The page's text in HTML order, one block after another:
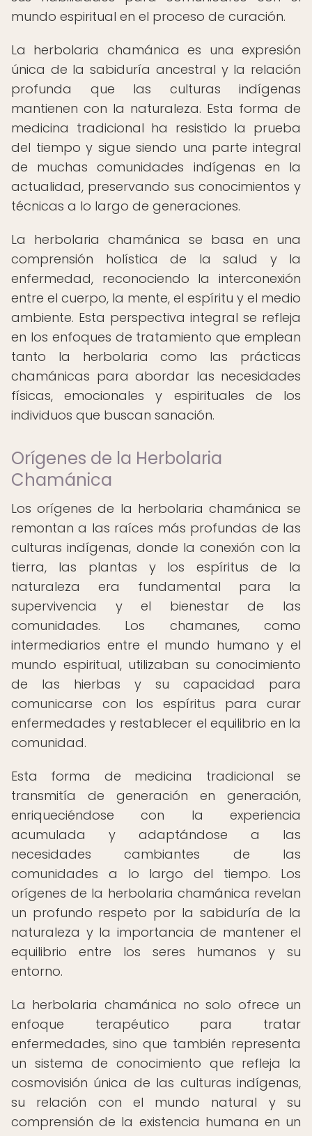
mundo espiritual en el proceso de curación.
La herbolaria chamánica es una expresión
única de la sabiduría ancestral y la relación
profunda que las culturas indígenas
mantienen con la naturaleza. Esta forma de
medicina tradicional ha resistido la prueba
del tiempo y sigue siendo una parte integral
de muchas comunidades indígenas en la
actualidad, preservando sus conocimientos y
técnicas a lo largo de generaciones.
La herbolaria chamánica se basa en una
comprensión holística de la salud y la
enfermedad, reconociendo la interconexión
entre el cuerpo, la mente, el espíritu y el medio
ambiente. Esta perspectiva integral se refleja
en los enfoques de tratamiento que emplean
tanto la herbolaria como las prácticas
chamánicas para abordar las necesidades
físicas, emocionales y espirituales de los
individuos que buscan sanación.
Orígenes de la Herbolaria
Chamánica
Los orígenes de la herbolaria chamánica se
remontan a las raíces más profundas de las
culturas indígenas, donde la conexión con la
tierra, las plantas y los espíritus de la
naturaleza era fundamental para la
supervivencia y el bienestar de las
comunidades. Los chamanes, como
intermediarios entre el mundo humano y el
mundo espiritual, utilizaban su conocimiento
de las hierbas y su capacidad para
comunicarse con los espíritus para curar
enfermedades y restablecer el equilibrio en la
comunidad.
Esta forma de medicina tradicional se
transmitía de generación en generación,
enriqueciéndose con la experiencia
acumulada y adaptándose a las
necesidades cambiantes de las
comunidades a lo largo del tiempo. Los
orígenes de la herbolaria chamánica revelan
un profundo respeto por la sabiduría de la
naturaleza y la importancia de mantener el
equilibrio entre los seres humanos y su
entorno.
La herbolaria chamánica no solo ofrece un
enfoque terapéutico para tratar
enfermedades, sino que también representa
un sistema de conocimiento que refleja la
cosmovisión única de las culturas indígenas,
su relación con el mundo natural y su
comprensión de la existencia humana en un